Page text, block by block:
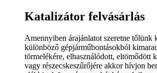
Katalizátor felvásárlás
Amennyiben árajánlatot szeretne tőlünk
különböző gépjárműbontásokból
törmelékére, elhasználódott, eltömődött
vagy részecskeszűrőjére akkor hívjon